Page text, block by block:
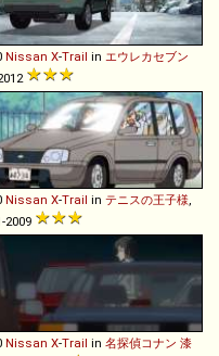
Nissan X-Trail in エウレカセブン
Nissan X-Trail in テニスの王子様,
2009
Nissan X-Trail in 名探偵コナン 漆